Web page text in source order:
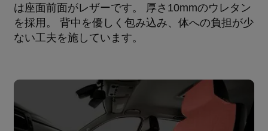
は座面前面がレザーです。 厚さ10mmのウレタン
を採用。 背中を優しく包み込み、体への負担が少
ない工夫を施しています。